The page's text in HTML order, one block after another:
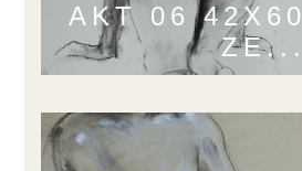
AKT 06 42X60
ZE...